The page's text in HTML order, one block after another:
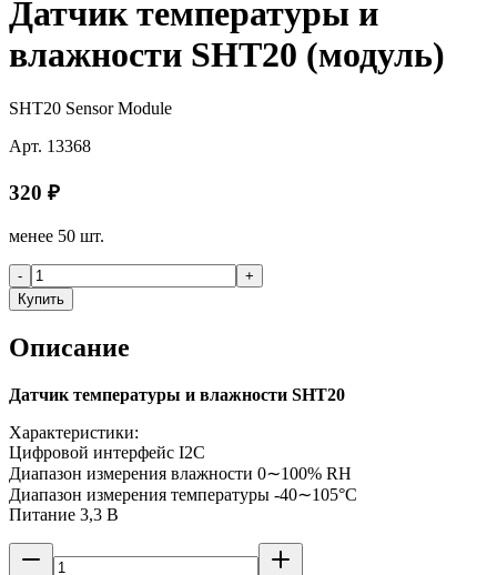
Датчик температуры и
влажности SHT20 (модуль)
SHT20 Sensor Module
Арт. 13368
320 ₽
менее 50 шт.
-
+
Купить
Описание
Датчик температуры и влажности SHT20
Характеристики:
Цифровой интерфейс I2C
Диапазон измерения влажности 0∼100% RH
Диапазон измерения температуры -40∼105°С
Питание 3,3 В